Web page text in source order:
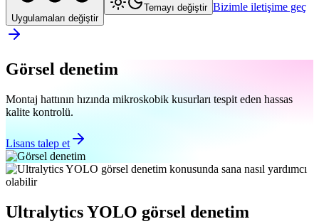
Uygulamaları değiştir
Temayı değiştir Bizimle iletişime geç
Görsel denetim
Montaj hattının hızında mikroskobik kusurları tespit eden hassas
kalite kontrolü.
Lisans talep et
Ultralytics YOLO görsel denetim